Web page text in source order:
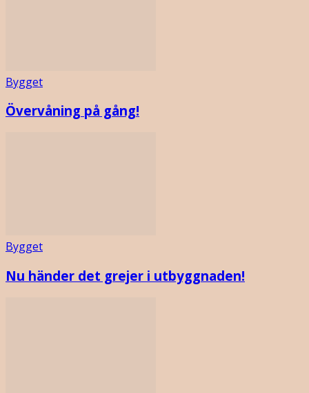
Bygget
Övervåning på gång!
Bygget
Nu händer det grejer i utbyggnaden!